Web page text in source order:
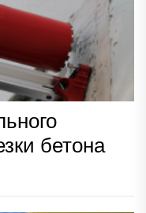
бетона